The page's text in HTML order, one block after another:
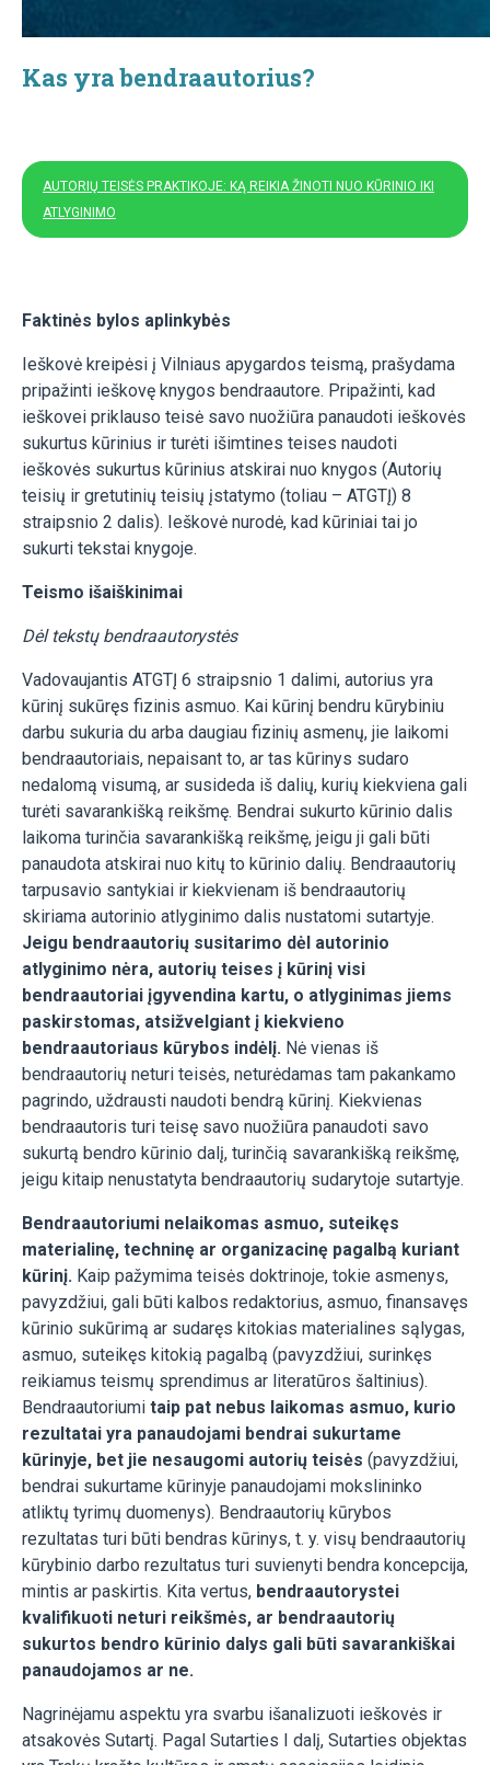
Kas yra bendraautorius?
AUTORIŲ TEISĖS PRAKTIKOJE: KĄ REIKIA ŽINOTI NUO KŪRINIO IKI
ATLYGINIMO
Faktinės bylos aplinkybės
Ieškovė kreipėsi į Vilniaus apygardos teismą, prašydama
pripažinti ieškovę knygos bendraautore. Pripažinti, kad
ieškovei priklauso teisė savo nuožiūra panaudoti ieškovės
sukurtus kūrinius ir turėti išimtines teises naudoti
ieškovės sukurtus kūrinius atskirai nuo knygos (Autorių
teisių ir gretutinių teisių įstatymo (toliau – ATGTĮ) 8
straipsnio 2 dalis). Ieškovė nurodė, kad kūriniai tai jo
sukurti tekstai knygoje.
Teismo išaiškinimai
Dėl tekstų bendraautorystės
Vadovaujantis ATGTĮ 6 straipsnio 1 dalimi, autorius yra
kūrinį sukūręs fizinis asmuo. Kai kūrinį bendru kūrybiniu
darbu sukuria du arba daugiau fizinių asmenų, jie laikomi
bendraautoriais, nepaisant to, ar tas kūrinys sudaro
nedalomą visumą, ar susideda iš dalių, kurių kiekviena gali
turėti savarankišką reikšmę. Bendrai sukurto kūrinio dalis
laikoma turinčia savarankišką reikšmę, jeigu ji gali būti
panaudota atskirai nuo kitų to kūrinio dalių. Bendraautorių
tarpusavio santykiai ir kiekvienam iš bendraautorių
skiriama autorinio atlyginimo dalis nustatomi sutartyje.
Jeigu bendraautorių susitarimo dėl autorinio
atlyginimo nėra, autorių teises į kūrinį visi
bendraautoriai įgyvendina kartu, o atlyginimas jiems
paskirstomas, atsižvelgiant į kiekvieno
bendraautoriaus kūrybos indėlį. Nė vienas iš
bendraautorių neturi teisės, neturėdamas tam pakankamo
pagrindo, uždrausti naudoti bendrą kūrinį. Kiekvienas
bendraautoris turi teisę savo nuožiūra panaudoti savo
sukurtą bendro kūrinio dalį, turinčią savarankišką reikšmę,
jeigu kitaip nenustatyta bendraautorių sudarytoje sutartyje.
Bendraautoriumi nelaikomas asmuo, suteikęs
materialinę, techninę ar organizacinę pagalbą kuriant
kūrinį. Kaip pažymima teisės doktrinoje, tokie asmenys,
pavyzdžiui, gali būti kalbos redaktorius, asmuo, finansavęs
kūrinio sukūrimą ar sudaręs kitokias materialines sąlygas,
asmuo, suteikęs kitokią pagalbą (pavyzdžiui, surinkęs
reikiamus teismų sprendimus ar literatūros šaltinius).
Bendraautoriumi taip pat nebus laikomas asmuo, kurio
rezultatai yra panaudojami bendrai sukurtame
kūrinyje, bet jie nesaugomi autorių teisės (pavyzdžiui,
bendrai sukurtame kūrinyje panaudojami mokslininko
atliktų tyrimų duomenys). Bendraautorių kūrybos
rezultatas turi būti bendras kūrinys, t. y. visų bendraautorių
kūrybinio darbo rezultatus turi suvienyti bendra koncepcija,
mintis ar paskirtis. Kita vertus, bendraautorystei
kvalifikuoti neturi reikšmės, ar bendraautorių
sukurtos bendro kūrinio dalys gali būti savarankiškai
panaudojamos ar ne.
Nagrinėjamu aspektu yra svarbu išanalizuoti ieškovės ir
atsakovės Sutartį. Pagal Sutarties I dalį, Sutarties objektas